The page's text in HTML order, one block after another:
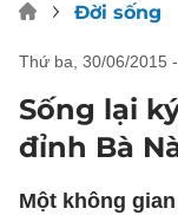
Đời sống
thứ ba, 30/06/2015
Sống lại
đỉnh Bà
Một không